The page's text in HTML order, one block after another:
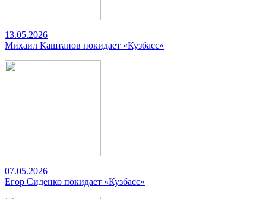
13.05.2026
Михаил Каштанов покидает «Кузбасс»
07.05.2026
Егор Сиденко покидает «Кузбасс»